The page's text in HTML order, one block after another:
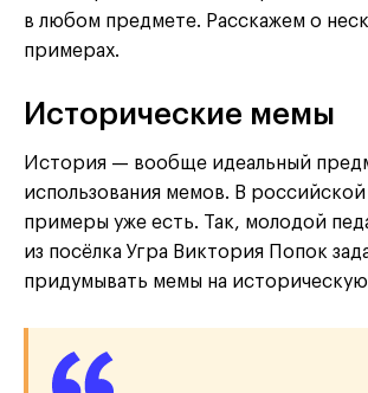
в любом предмете. Расскажем о
примерах.
Исторические мемы
История — вообще идеальный
использования мемов. В
примеры уже есть. Так, молодой
из посёлка Угра Виктория Попок
придумывать мемы на историческую